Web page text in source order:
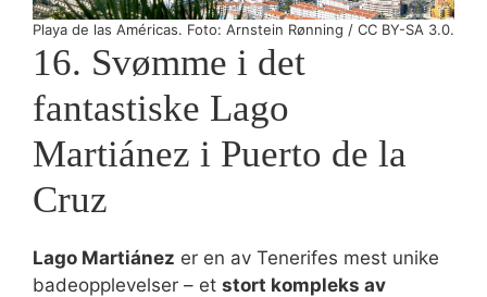
Playa de las Américas. Foto: Arnstein Rønning / CC BY-SA 3.0.
16. Svømme i det
fantastiske Lago
Martiánez i Puerto de la
Cruz
Lago Martiánez er en av Tenerifes mest unike
badeopplevelser – et stort kompleks av